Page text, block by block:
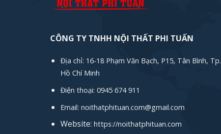
CÔNG TY TNHH NỘI THẤT PHI TUẤN
Địa chỉ: 16-18 Phạm Văn Bạch, P15, Tân Bình, Tp.
Hồ Chí Minh
Điện thoại: 0945 674 911
Email: noithatphituan.com@gmail.com
Website: https://noithatphituan.com